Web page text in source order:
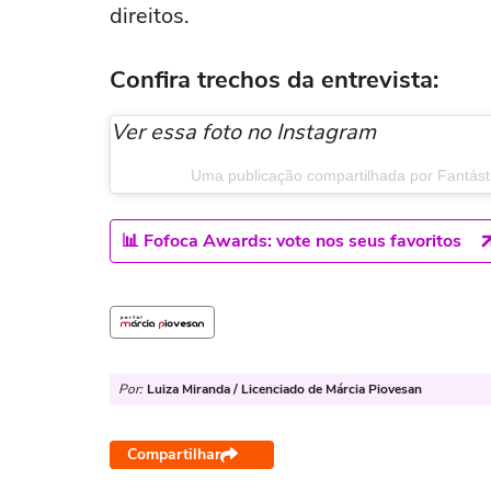
direitos.
Confira trechos da entrevista:
Ver essa foto no Instagram
Uma publicação compartilhada por
📊 Fofoca Awards: vote nos seus favoritos
Por: Luiza Miranda / Licenciado de Márcia Piovesan
Compartilhar